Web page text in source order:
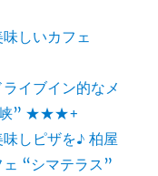
しいカフェ
イブイン的なメ
峡” ★★★+
味しピザを♪ 柏屋
“シマテラス”